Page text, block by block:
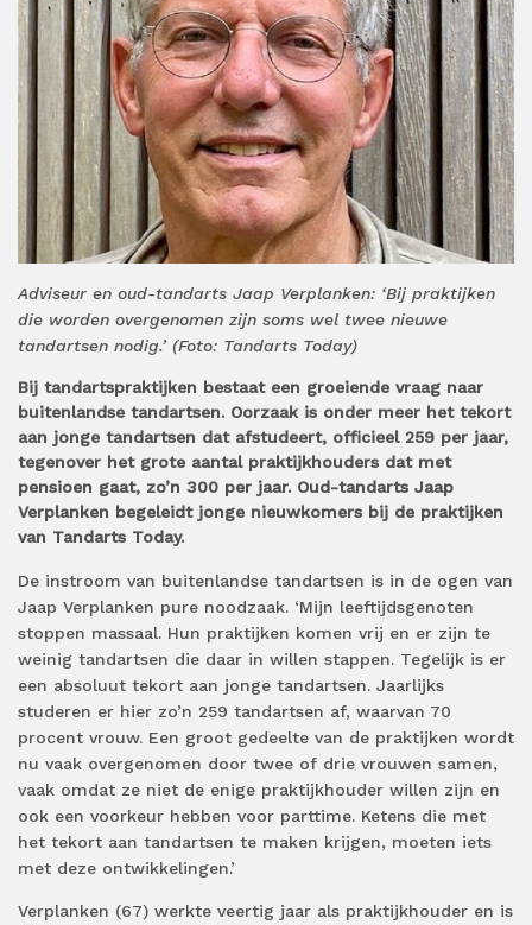
Adviseur en oud-tandarts Jaap Verplanken: ‘Bij praktijken
die worden overgenomen zijn soms wel twee nieuwe
tandartsen nodig.’ (Foto: Tandarts Today)
Bij tandartspraktijken bestaat een groeiende vraag naar
buitenlandse tandartsen. Oorzaak is onder meer het tekort
aan jonge tandartsen dat afstudeert, officieel 259 per jaar,
tegenover het grote aantal praktijkhouders dat met
pensioen gaat, zo’n 300 per jaar. Oud-tandarts Jaap
Verplanken begeleidt jonge nieuwkomers bij de praktijken
van Tandarts Today.
De instroom van buitenlandse tandartsen is in de ogen van
Jaap Verplanken pure noodzaak. ‘Mijn leeftijdsgenoten
stoppen massaal. Hun praktijken komen vrij en er zijn te
weinig tandartsen die daar in willen stappen. Tegelijk is er
een absoluut tekort aan jonge tandartsen. Jaarlijks
studeren er hier zo’n 259 tandartsen af, waarvan 70
procent vrouw. Een groot gedeelte van de praktijken wordt
nu vaak overgenomen door twee of drie vrouwen samen,
vaak omdat ze niet de enige praktijkhouder willen zijn en
ook een voorkeur hebben voor parttime. Ketens die met
het tekort aan tandartsen te maken krijgen, moeten iets
met deze ontwikkelingen.’
Verplanken (67) werkte veertig jaar als praktijkhouder en is